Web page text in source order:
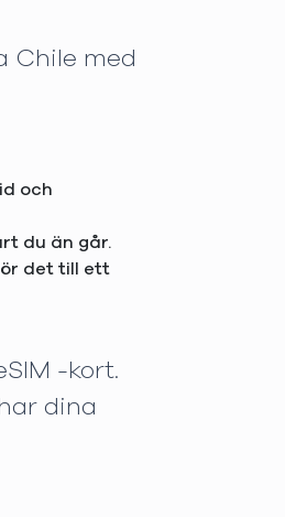
Chile med
och
du än går.
det till ett
-kort.
dina